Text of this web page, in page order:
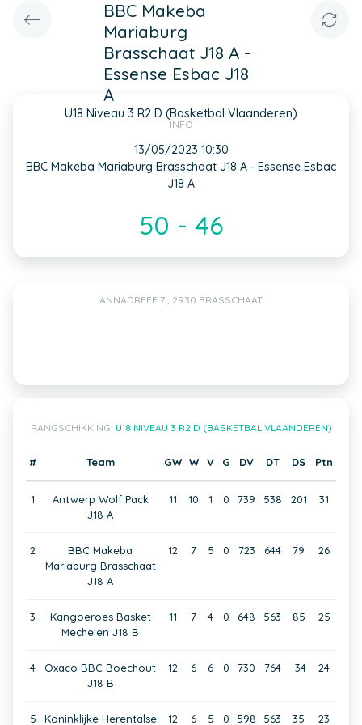
BBC Makeba
Mariaburg
Brasschaat J18 A -
Essense Esbac J18
A
U18 Niveau 3 R2 D (Basketbal Vlaanderen)
INFO
13/05/2023 10:30
BBC Makeba Mariaburg Brasschaat J18 A - Essense Esbac
J18 A
50 - 46
ANNADREEF 7 , 2930 BRASSCHAAT
RANGSCHIKKING: U18 NIVEAU 3 R2 D (BASKETBAL VLAANDEREN)
# Team GW W V G DV DT DS Ptn
1
Antwerp Wolf Pack
J18 A
11 10 1 0 739 538 201 31
2
BBC Makeba
Mariaburg Brasschaat
J18 A
12 7 5 0 723 644 79 26
3
Kangoeroes Basket
Mechelen J18 B
11 7 4 0 648 563 85 25
4
Oxaco BBC Boechout
J18 B
12 6 6 0 730 764 -34 24
5 Koninklijke Herentalse 12 6 5 0 598 563 35 23